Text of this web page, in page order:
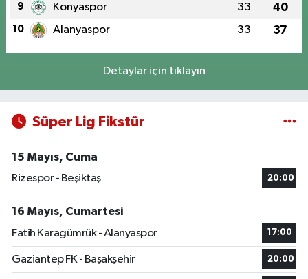
9 Konyaspor 33 40
10 Alanyaspor 33 37
Detaylar için tıklayın
Süper Lig Fikstür
15 Mayıs, Cuma
Rizespor - Beşiktaş
20:00
16 Mayıs, Cumartesi
Fatih Karagümrük - Alanyaspor
17:00
Gaziantep FK - Başakşehir 20:00